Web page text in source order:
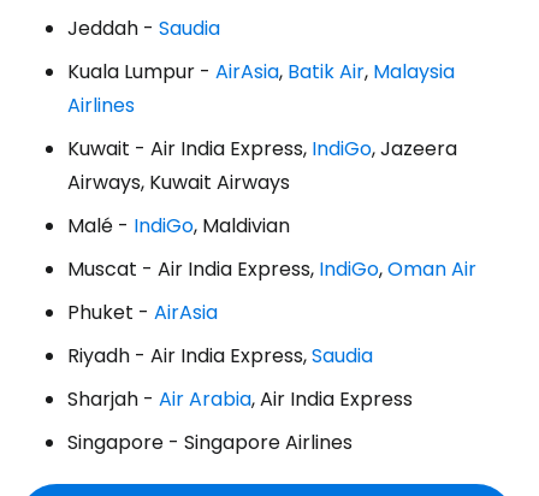
Jeddah - Saudia
Kuala Lumpur - AirAsia, Batik Air, Malaysia
Airlines
Kuwait - Air India Express, IndiGo, Jazeera
Airways, Kuwait Airways
Malé - IndiGo, Maldivian
Muscat - Air India Express, IndiGo,Oman Air
Phuket - AirAsia
Riyadh - Air India Express,Saudia
Sharjah - Air Arabia, Air India Express
Singapore - Singapore Airlines